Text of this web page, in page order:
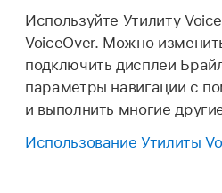
Используйте Утилиту
VoiceOver. Можно
подключить дисплеи
параметры навигации с
и выполнить многие
Использование Утилиты